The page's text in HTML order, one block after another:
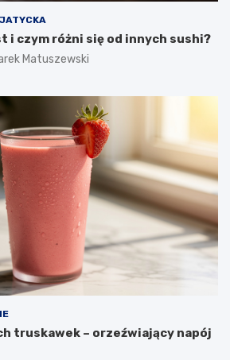
i czym różni się od innych sushi?
Matuszewski
truskawek – orzeźwiający napój